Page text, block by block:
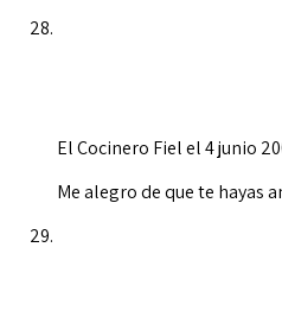
El Cocinero Fielel 4 junio
Me alegro de que te hayas